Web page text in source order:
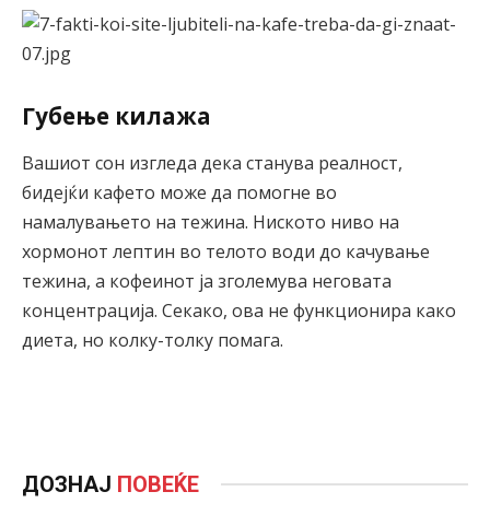
Губење килажа
Вашиот сон изгледа дека станува реалност,
бидејќи кафето може да помогне во
намалувањето на тежина. Ниското ниво на
хормонот лептин во телото води до качување
тежина, а кофеинот ја зголемува неговата
концентрација. Секако, ова не функционира како
диета, но колку-толку помага.
ДОЗНАЈ ПОВЕЌЕ